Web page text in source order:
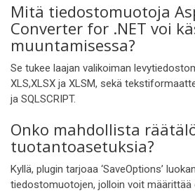
Mitä tiedostomuotoja
Converter for .NET voi
muuntamisessa?
Se tukee laajan valikoiman
XLS,XLSX ja XLSM, sekä
ja SQLSCRIPT.
Onko mahdollista
tuotantoasetuksia?
Kyllä, plugin tarjoaa ‘SaveOptions’
tiedostomuotojen, jolloin voit määrittää